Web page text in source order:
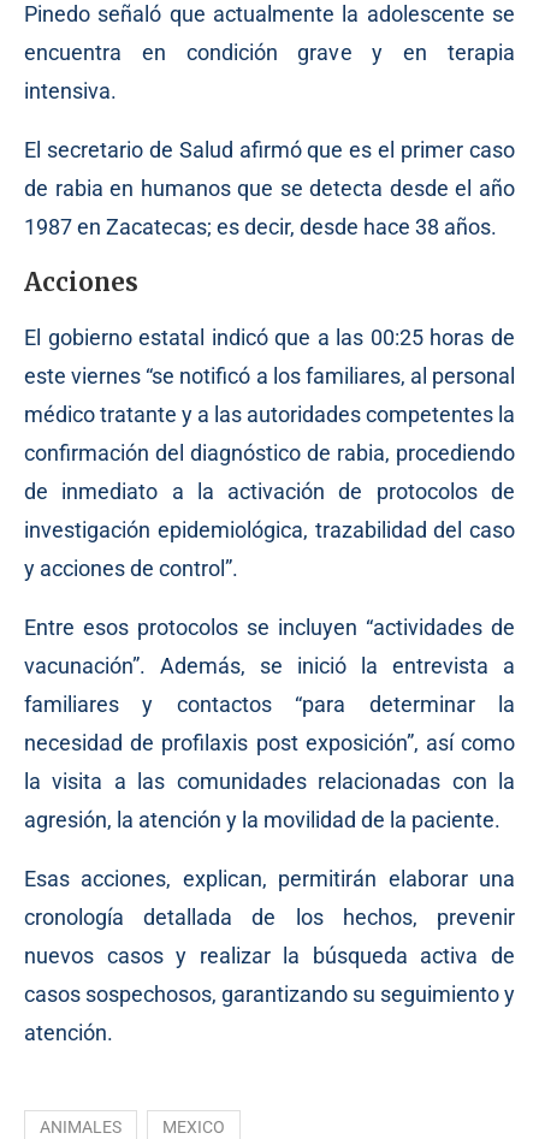
Pinedo señaló que actualmente la adolescente se
encuentra en condición grave y en terapia
intensiva.
El secretario de Salud afirmó que es el primer caso
de rabia en humanos que se detecta desde el año
1987 en Zacatecas; es decir, desde hace 38 años.
Acciones
El gobierno estatal indicó que a las 00:25 horas de
este viernes “se notificó a los familiares, al personal
médico tratante y a las autoridades competentes la
confirmación del diagnóstico de rabia, procediendo
de inmediato a la activación de protocolos de
investigación epidemiológica, trazabilidad del caso
y acciones de control”.
Entre esos protocolos se incluyen “actividades de
vacunación”. Además, se inició la entrevista a
familiares y contactos “para determinar la
necesidad de profilaxis post exposición”, así como
la visita a las comunidades relacionadas con la
agresión, la atención y la movilidad de la paciente.
Esas acciones, explican, permitirán elaborar una
cronología detallada de los hechos, prevenir
nuevos casos y realizar la búsqueda activa de
casos sospechosos, garantizando su seguimiento y
atención.
ANIMALES MEXICO